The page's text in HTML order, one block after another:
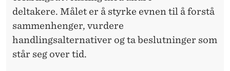
deltakere. Målet er å styrke evnen til å forstå
sammenhenger, vurdere
handlingsalternativer og ta beslutninger som
står seg over tid.